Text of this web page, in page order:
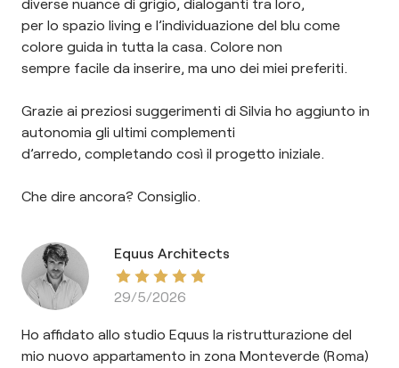
per lo spazio living e l’individuazione del blu come
colore guida in tutta la casa. Colore non
sempre facile da inserire, ma uno dei miei preferiti.
Grazie ai preziosi suggerimenti di Silvia ho aggiunto in
autonomia gli ultimi complementi
d’arredo, completando così il progetto iniziale.
Che dire ancora? Consiglio.
Equus Architects
29/5/2026
Ho affidato allo studio Equus la ristrutturazione del
mio nuovo appartamento in zona Monteverde (Roma)